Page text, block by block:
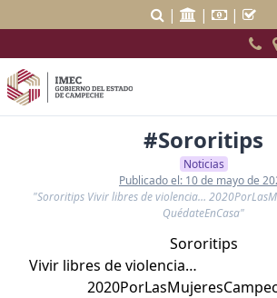
| |
|
#Sororitips
Noticias
Publicado el: 10 de mayo de
"Sororitips Vivir libres de violencia…
QuédateEnCasa"
Sororitips
Vivir libres de violencia…